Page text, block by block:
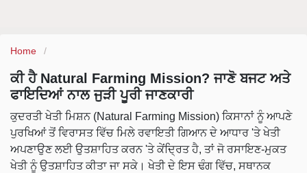
Home
ਕੀ ਹੈ Natural Farming Mission? ਜਾਣੋ ਬਜਟ ਅਤੇ
ਫਾਇਦਿਆਂ ਨਾਲ ਜੁੜੀ ਪੂਰੀ ਜਾਣਕਾਰੀ
ਕੁਦਰਤੀ ਖੇਤੀ ਮਿਸ਼ਨ (Natural Farming Mission) ਕਿਸਾਨਾਂ ਨੂੰ ਆਪਣੇ
ਪੁਰਖਿਆਂ ਤੋਂ ਵਿਰਾਸਤ ਵਿੱਚ ਮਿਲੇ ਰਵਾਇਤੀ ਗਿਆਨ ਦੇ ਆਧਾਰ 'ਤੇ ਖੇਤੀ
ਅਪਣਾਉਣ ਲਈ ਉਤਸ਼ਾਹਿਤ ਕਰਨ 'ਤੇ ਕੇਂਦ੍ਰਿਤ ਹੈ, ਤਾਂ ਜੋ ਰਸਾਇਣ-ਮੁਕਤ
ਖੇਤੀ ਨੂੰ ਉਤਸ਼ਾਹਿਤ ਕੀਤਾ ਜਾ ਸਕੇ। ਖੇਤੀ ਦੇ ਇਸ ਢੰਗ ਵਿੱਚ, ਸਥਾਨਕ